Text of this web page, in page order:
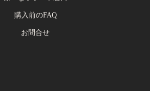
購入前のFAQ
お問合せ